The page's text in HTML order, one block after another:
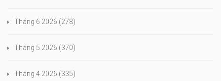
Tháng 6 2026 (278)
Tháng 5 2026 (370)
Tháng 4 2026 (335)